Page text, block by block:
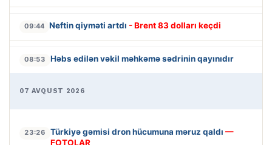
09:44 Neftin qiyməti artdı - Brent 83 dolları keçdi
08:53 Həbs edilən vəkil məhkəmə sədrinin qayınıdır
07 AVQUST 2026
23:26 Türkiyə gəmisi dron hücumuna məruz qaldı —
FOTOLAR